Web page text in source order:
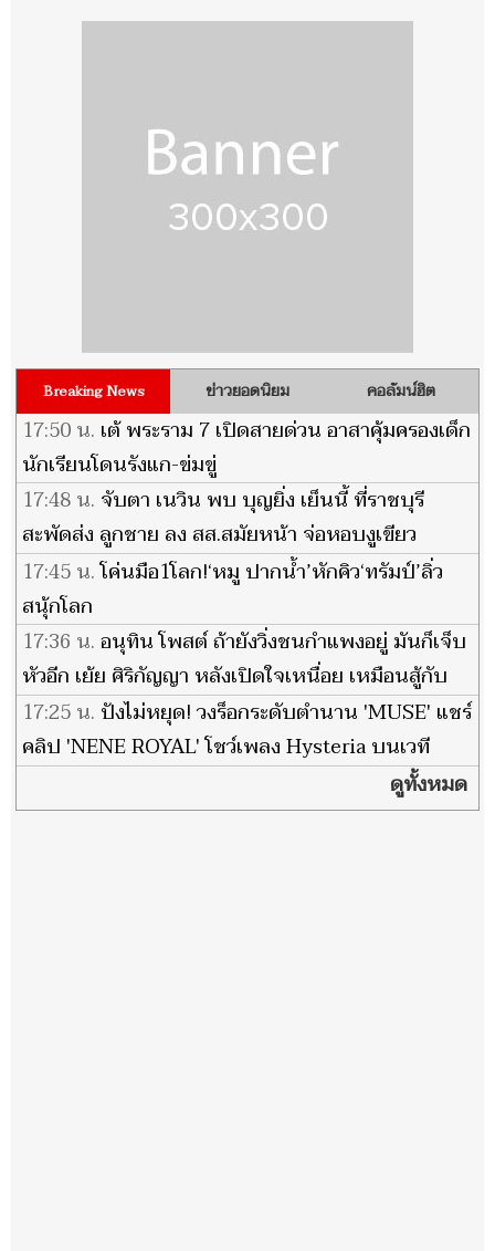
Breaking News ข่าวยอดนิยม คอลัมน์ฮิต
17:50 น. เต้ พระราม 7 เปิดสายด่วน อาสาคุ้มครองเด็ก
นักเรียนโดนรังแก-ข่มขู่
17:48 น. จับตา เนวิน พบ บุญยิ่ง เย็นนี้ ที่ราชบุรี
สะพัดส่ง ลูกชาย ลง สส.สมัยหน้า จ่อหอบงูเขียว
เปลี่ยนขั้ว
17:45 น.โค่นมือ1โลก!‘หมู ปากน้ำ’หักคิว‘ทรัมป์’ลิ่ว
สนุ้กโลก
17:36 น.อนุทิน โพสต์ ถ้ายังวิ่งชนกำแพงอยู่ มันก็เจ็บ
หัวอีก เย้ย ศิริกัญญา หลังเปิดใจเหนื่อย เหมือนสู้กับ
กำแพง
17:25 น. ปังไม่หยุด! วงร็อกระดับตำนาน 'MUSE' แชร์
คลิป 'NENE ROYAL' โชว์เพลง Hysteria บนเวที
ดูทั้งหมด